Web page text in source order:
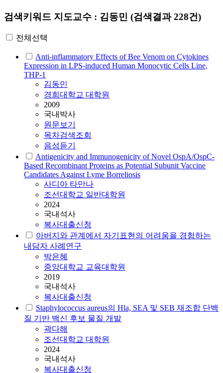
검색키워드 지도교수 : 김동민 (검색결과 228건)
전체선택
Anti-inflammatory Effects of Bee Venom on Cytokines
Expression in LPS-induced Human Monocytic Cells Line,
THP-1
김동민
경희대학교 대학원
2009
국내박사
원문보기
목차검색조회
음성듣기
Antigenicity and Immunogenicity of Novel OspA/OspC-
Based Recombinant Proteins as Potential Subunit Vaccine
Candidates Against Lyme Borreliosis
사디아 타만나
조선대학교 일반대학원
2024
국내석사
복사대출신청
아버지와 관계에서 자기표현의 어려움을 경험하는
내담자 사례연구
박은혜
중앙대학교 교육대학원
2019
국내석사
복사대출신청
Staphylococcus aureus의 Hla, SEA 및 SEB 재조합 단백
질 기반 백신 후보 물질 개발
곽다해
조선대학교 대학원
2024
국내석사
복사대출신청